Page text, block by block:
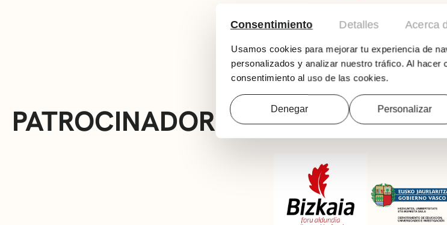
Consentimiento Detalles Acerca
Usamos cookies para mejorar tu experiencia de
personalizados y analizar nuestro tráfico. Al hacer
consentimiento al uso de las cookies.
Denegar Personalizar
PATROCINADORES